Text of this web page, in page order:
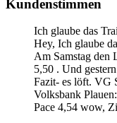
Kundenstimmen
Ich glaube das
Hey, Ich glaube
Am Samstag den
5,50 . Und
Fazit- es löft. VG
Volksbank Plauen:
Pace 4,54 wow,